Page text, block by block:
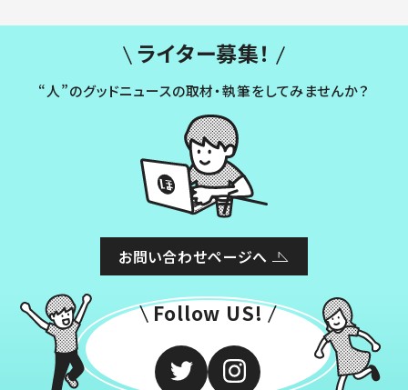
ライター募集！
“人”のグッドニュースの取材・執筆をしてみませんか？
お問い合わせページへ
Follow US!